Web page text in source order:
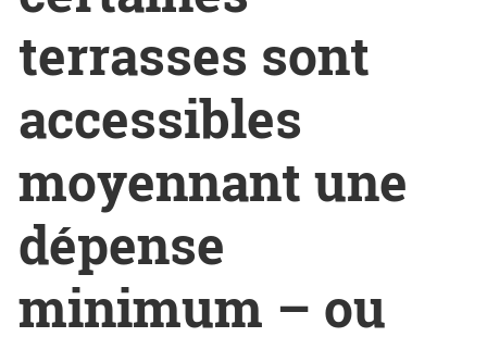
terrasses sont
accessibles
moyennant une
dépense
minimum – ou